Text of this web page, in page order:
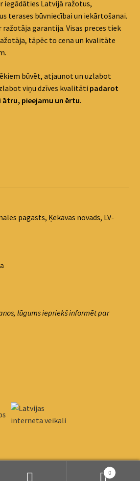
iegādāties Latvijā ražotus,
terases būvniecībai un iekārtošanai.
garantija. Visas preces tiek
tāpēc to cena un kvalitāte
būvēt, atjaunot un uzlabot
viņu dzīves kvalitāti padarot
ātru, pieejamu un ērtu.
pagasts, Ķekavas novads, LV-
lūgums iepriekš informēt par
0